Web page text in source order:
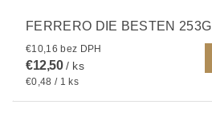
FERRERO DIE BESTEN 253G
€10,16 bez DPH
€12,50/ ks
€0,48 / 1 ks